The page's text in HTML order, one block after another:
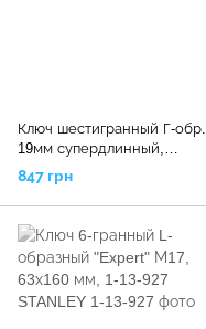
Ключ шестигранный Г-обр.
19мм супердлинный,
AGAE1938 TOPTUL
847 грн